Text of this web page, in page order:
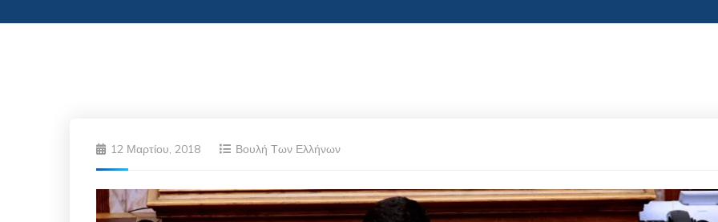
12 Μαρτίου, 2018 Βουλή Των Ελλήνων